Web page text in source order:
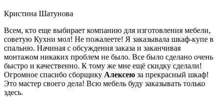
Кристина Шатунова
Всем, кто еще выбирает компанию для изготовления мебели,
советую Кухни мол! Не пожалеете! Я заказывала шкаф-купе в
спальню. Начиная с обсуждения заказа и заканчивая
монтажом никаких проблем не было. Все было сделано очень
быстро и качественно. К тому же мне ещё скидку сделали!
Огромное спасибо сборщику Алексею за прекрасный шкаф!
Это мастер своего дела! Всю мебель буду заказывать только
здесь.